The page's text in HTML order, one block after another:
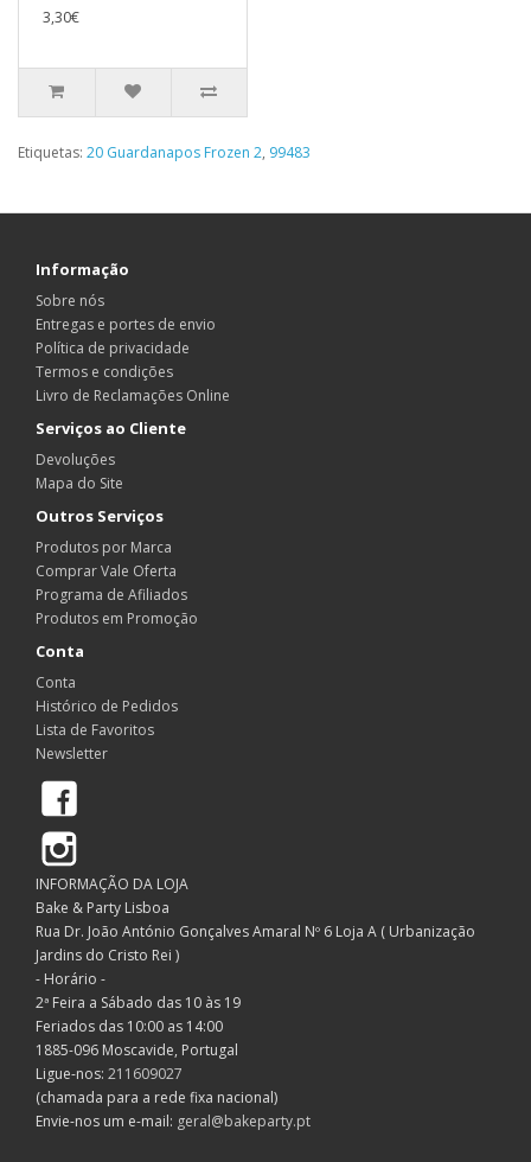
3,30€
Etiquetas: 20 Guardanapos Frozen 2, 99483
Informação
Sobre nós
Entregas e portes de envio
Política de privacidade
Termos e condições
Livro de Reclamações Online
Serviços ao Cliente
Devoluções
Mapa do Site
Outros Serviços
Produtos por Marca
Comprar Vale Oferta
Programa de Afiliados
Produtos em Promoção
Conta
Conta
Histórico de Pedidos
Lista de Favoritos
Newsletter
INFORMAÇÃO DA LOJA
Bake & Party Lisboa
Rua Dr. João António Gonçalves Amaral Nº 6 Loja A ( Urbanização
Jardins do Cristo Rei )
- Horário -
2ª Feira a Sábado das 10 às 19
Feriados das 10:00 as 14:00
1885-096 Moscavide, Portugal
Ligue-nos: 211609027
(chamada para a rede fixa nacional)
Envie-nos um e-mail: geral@bakeparty.pt